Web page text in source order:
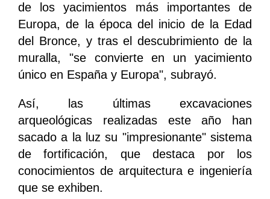
de los yacimientos más importantes de
Europa, de la época del inicio de la Edad
del Bronce, y tras el descubrimiento de la
muralla, "se convierte en un yacimiento
único en España y Europa", subrayó.
Así, las últimas excavaciones
arqueológicas realizadas este año han
sacado a la luz su "impresionante" sistema
de fortificación, que destaca por los
conocimientos de arquitectura e ingeniería
que se exhiben.